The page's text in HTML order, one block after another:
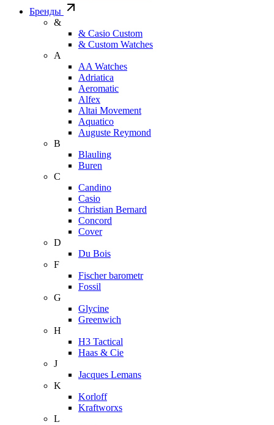
Бренды
&
& Casio Custom
& Custom Watches
A
AA Watches
Adriatica
Aeromatic
Alfex
Altai Movement
Aquatico
Auguste Reymond
B
Blauling
Buren
C
Candino
Casio
Christian Bernard
Concord
Cover
D
Du Bois
F
Fischer barometr
Fossil
G
Glycine
Greenwich
H
H3 Tactical
Haas & Cie
J
Jacques Lemans
K
Korloff
Kraftworxs
L